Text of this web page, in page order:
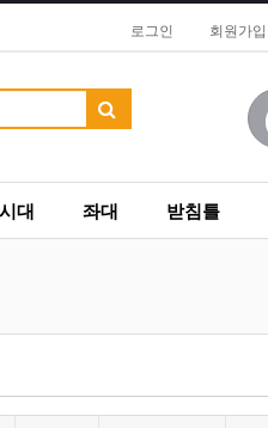
로그인 회원가입
대 좌대 받침틀